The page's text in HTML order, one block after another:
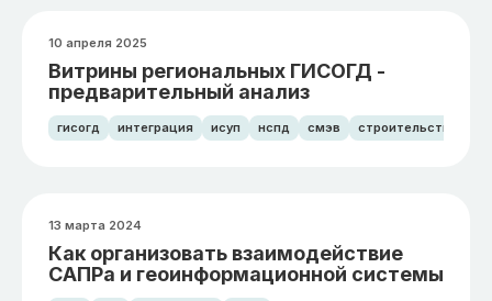
10 апреля 2025
Витрины региональных ГИСОГД -
предварительный анализ
гисогд интеграция исуп нспд смэв строительство
13 марта 2024
Как организовать взаимодействие
САПРа и геоинформационной системы